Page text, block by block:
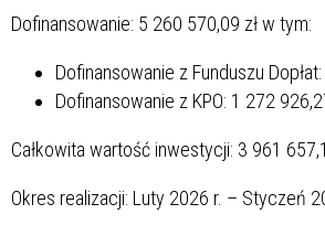
Dofinansowanie: 5 260 570,09 zł w tym:
Dofinansowanie z Funduszu
Dofinansowanie z KPO: 1 272
Całkowita wartość inwestycji: 3 961
Okres realizacji: Luty 2026 r. – Styczeń